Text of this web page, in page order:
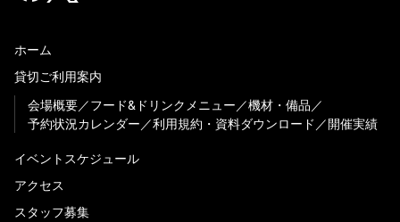
ホーム
貸切ご利用案内
会場概要
フード&ドリンクメニュー
機材・備品
予約状況カレンダー
利用規約・資料ダウンロード 開催実績
イベントスケジュール
アクセス
スタッフ募集